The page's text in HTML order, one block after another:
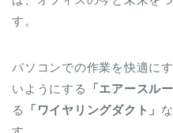
す。
パソコンでの作業を快適に
いようにする
「エアースルー
る
「ワイヤリングダクト」